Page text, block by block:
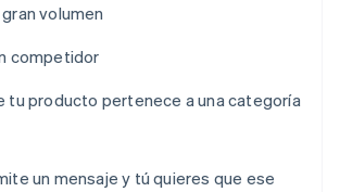
volumen
competidor
tu producto pertenece a una categoría
un mensaje y tú quieres que ese